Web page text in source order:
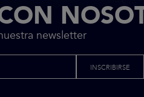
newsletter
INSCRIBIRSE